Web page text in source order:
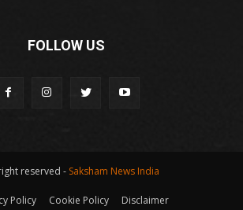
FOLLOW US
reserved - Saksham News India
Policy Cookie Policy Disclaimer